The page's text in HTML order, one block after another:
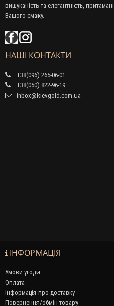
вишуканість та елегантність,
Вашого смаку.
НАШІ КОНТАКТИ
+38(096) 265-06-01
+38(050) 822-96-19
inbox@kievgold.com.ua
ІНФОРМАЦІЯ
Умови угоди
Оплата
Інформація про доставку
Повернення/обмін товару